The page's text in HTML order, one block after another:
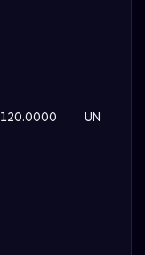
120.0000 UN